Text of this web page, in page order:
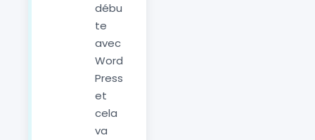
débu
te
avec
Word
Press
et
cela
va